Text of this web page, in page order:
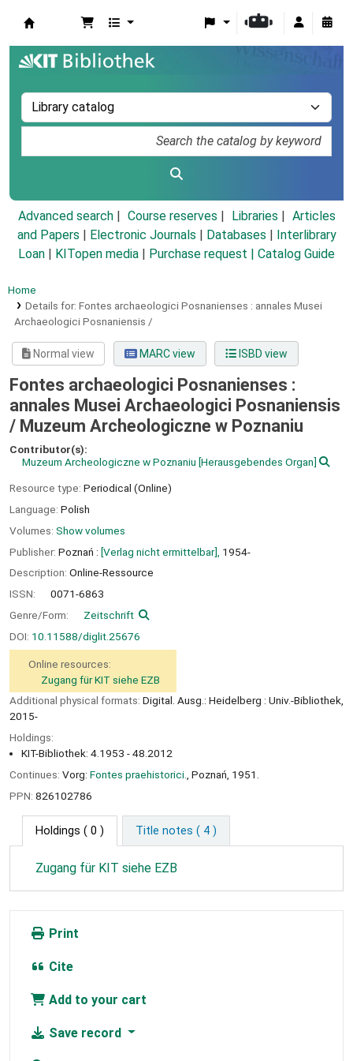
Advanced search Course reserves Libraries
Articles
and Papers
Electronic Journals Databases
Interlibrary
Loan
KITopen media Purchase request | Catalog Guide
Home
Details for: Fontes archaeologici Posnanienses : annales Musei
Archaeologici Posnaniensis /
Normal view MARC view ISBD view
Fontes archaeologici Posnanienses :
annales Musei Archaeologici Posnaniensis
/ Muzeum Archeologiczne w Poznaniu
Contributor(s):
Muzeum Archeologiczne w Poznaniu [Herausgebendes Organ]
Resource type: Periodical (Online)
Language: Polish
Volumes: Show volumes
Publisher: Poznań : [Verlag nicht ermittelbar], 1954-
Description: Online-Ressource
ISSN:
0071-6863
Genre/Form:
Zeitschrift
DOI: 10.11588/diglit.25676
Online resources:
Zugang für KIT siehe EZB
Additional physical formats: Digital. Ausg.: Heidelberg : Univ.-Bibliothek,
2015-
Holdings:
KIT-Bibliothek: 4.1953 - 48.2012
Continues: Vorg: Fontes praehistorici. , Poznań, 1951.
PPN: 826102786
Holdings ( 0 ) Title notes ( 4 )
Zugang für KIT siehe EZB
Print
Cite
Add to your cart
Save record